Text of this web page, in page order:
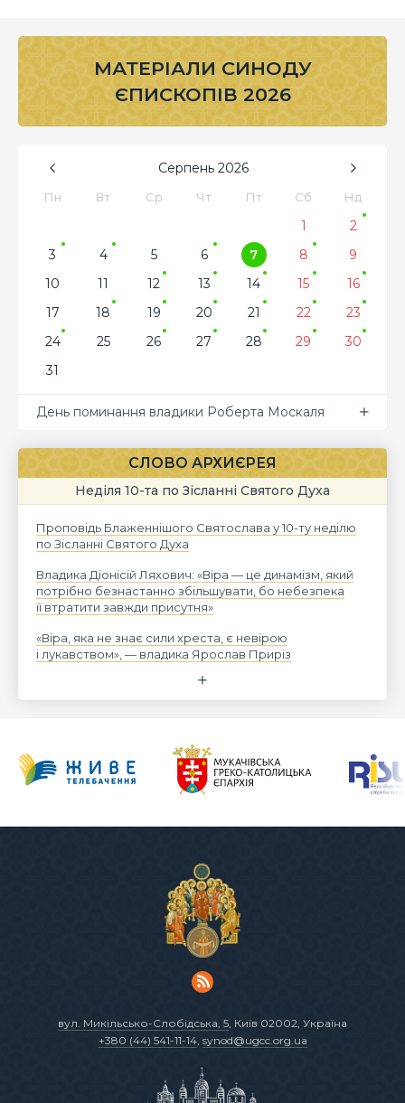
МАТЕРІАЛИ СИНОДУ
ЄПИСКОПІВ 2026
Серпень 2026
Пн Вт Ср Чт Пт Сб Нд
1
2
3
4 5 6 7 8
9
10
11 12 13 14 15
16
17
18 19 20 21 22
23
24
25 26 27 28 29
30
31
День поминання владики Роберта Москаля
СЛОВО АРХИЄРЕЯ
Неділя 10-та по Зісланні Святого Духа
Проповідь Блаженнішого Святослава у 10-ту неділю
по Зісланні Святого Духа
Владика Діонісій Ляхович: «Віра — це динамізм, який
потрібно безнастанно збільшувати, бо небезпека
її втратити завжди присутня»
«Віра, яка не знає сили хреста, є невірою
і лукавством», — владика Ярослав Приріз
вул. Микільсько-Слобідська, 5 , Київ 02002, Україна
+380 (44) 541-11-14, synod@ugcc.org.ua